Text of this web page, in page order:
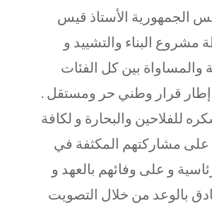
الجمهورية الأستاذ قيس
مشروع البناء والتشييد و
والمساواة بين كل الفئات
قرار وطني حر ومستقل .
للفلاحين والبحارة و لكافة
على مشاركتهم المكثفة في
و على وفائهم بالعهد و
بالوعد من خلال التصويت